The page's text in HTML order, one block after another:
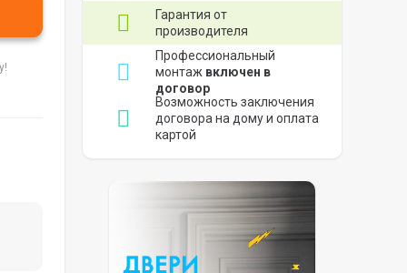
Гарантия от
производителя
Профессиональный
монтаж включен в
договор
Возможность заключения
договора на дому и оплата
картой